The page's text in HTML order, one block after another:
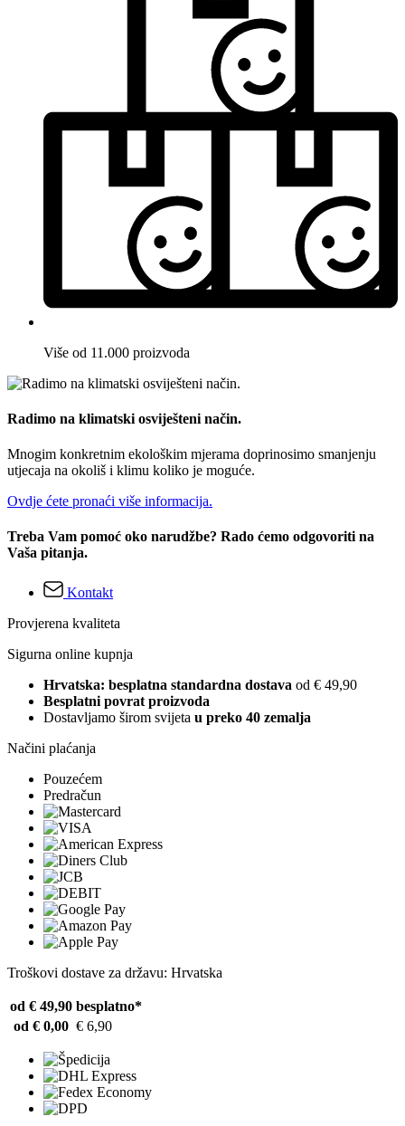
Više od 11.000 proizvoda
Radimo na klimatski osviješteni način.
Mnogim konkretnim ekološkim mjerama doprinosimo smanjenju
utjecaja na okoliš i klimu koliko je moguće.
Ovdje ćete pronaći više informacija.
Treba Vam pomoć oko narudžbe? Rado ćemo odgovoriti na
Vaša pitanja.
Kontakt
Provjerena kvaliteta
Sigurna online kupnja
Hrvatska: besplatna standardna dostava od € 49,90
Besplatni povrat proizvoda
Dostavljamo širom svijeta u preko 40 zemalja
Načini plaćanja
Pouzećem
Predračun
Troškovi dostave za državu: Hrvatska
od € 49,90 besplatno*
od € 0,00 € 6,90